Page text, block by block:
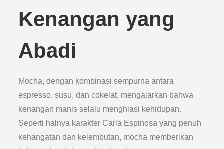
Kenangan yang
Abadi
Mocha, dengan kombinasi sempurna antara
espresso, susu, dan cokelat, mengajarkan bahwa
kenangan manis selalu menghiasi kehidupan.
Seperti halnya karakter Carla Espinosa yang penuh
kehangatan dan kelembutan, mocha memberikan